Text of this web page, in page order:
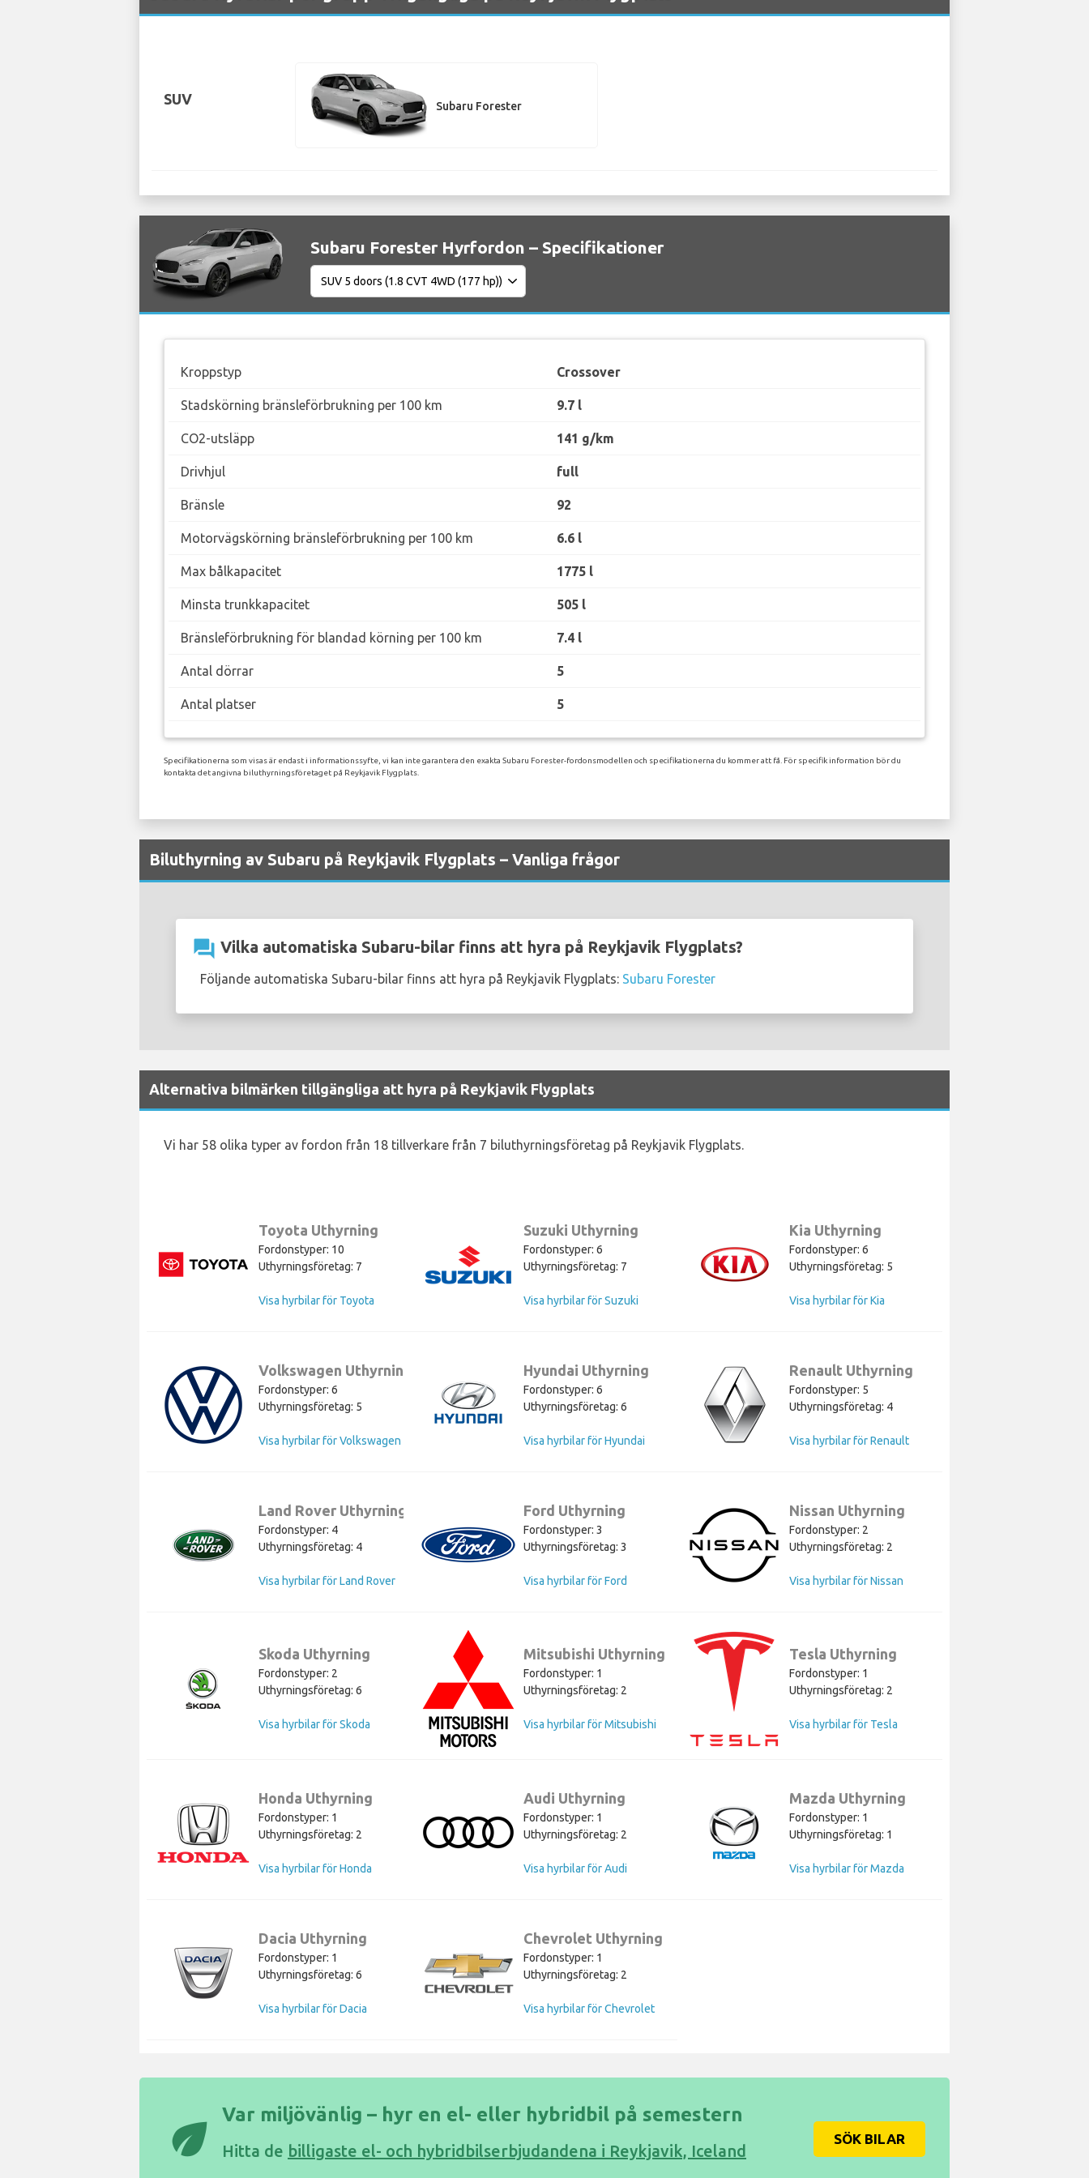
SUV Subaru Forester
Subaru Forester Hyrfordon – Specifikationer
Kroppstyp Crossover
Stadskörning bränsleförbrukning per 100 km 9.7 l
CO2-utsläpp 141 g/km
Drivhjul full
Bränsle 92
Motorvägskörning bränsleförbrukning per 100 km 6.6 l
Max bålkapacitet 1775 l
Minsta trunkkapacitet 505 l
Bränsleförbrukning för blandad körning per 100 km 7.4 l
Antal dörrar 5
Antal platser 5
Specifikationerna som visas är endast i informationssyfte, vi kan inte garantera den exakta Subaru Forester-fordonsmodellen och specifikationerna du kommer att få. För specifik information bör du
kontakta det angivna biluthyrningsföretaget på Reykjavik Flygplats.
Biluthyrning av Subaru på Reykjavik Flygplats – Vanliga frågor
question_answer Vilka automatiska Subaru-bilar finns att hyra på Reykjavik Flygplats?
Följande automatiska Subaru-bilar finns att hyra på Reykjavik Flygplats: Subaru Forester
Alternativa bilmärken tillgängliga att hyra på Reykjavik Flygplats
Vi har 58 olika typer av fordon från 18 tillverkare från 7 biluthyrningsföretag på Reykjavik Flygplats.
Toyota Uthyrning
Fordonstyper: 10
Uthyrningsföretag: 7
Visa hyrbilar för Toyota
Suzuki Uthyrning
Fordonstyper: 6
Uthyrningsföretag: 7
Visa hyrbilar för Suzuki
Kia Uthyrning
Fordonstyper: 6
Uthyrningsföretag: 5
Visa hyrbilar för Kia
Volkswagen Uthyrning
Fordonstyper: 6
Uthyrningsföretag: 5
Visa hyrbilar för Volkswagen
Hyundai Uthyrning
Fordonstyper: 6
Uthyrningsföretag: 6
Visa hyrbilar för Hyundai
Renault Uthyrning
Fordonstyper: 5
Uthyrningsföretag: 4
Visa hyrbilar för Renault
Land Rover Uthyrning
Fordonstyper: 4
Uthyrningsföretag: 4
Visa hyrbilar för Land Rover
Ford Uthyrning
Fordonstyper: 3
Uthyrningsföretag: 3
Visa hyrbilar för Ford
Nissan Uthyrning
Fordonstyper: 2
Uthyrningsföretag: 2
Visa hyrbilar för Nissan
Skoda Uthyrning
Fordonstyper: 2
Uthyrningsföretag: 6
Visa hyrbilar för Skoda
Mitsubishi Uthyrning
Fordonstyper: 1
Uthyrningsföretag: 2
Visa hyrbilar för Mitsubishi
Tesla Uthyrning
Fordonstyper: 1
Uthyrningsföretag: 2
Visa hyrbilar för Tesla
Honda Uthyrning
Fordonstyper: 1
Uthyrningsföretag: 2
Visa hyrbilar för Honda
Audi Uthyrning
Fordonstyper: 1
Uthyrningsföretag: 2
Visa hyrbilar för Audi
Mazda Uthyrning
Fordonstyper: 1
Uthyrningsföretag: 1
Visa hyrbilar för Mazda
Dacia Uthyrning
Fordonstyper: 1
Uthyrningsföretag: 6
Visa hyrbilar för Dacia
Chevrolet Uthyrning
Fordonstyper: 1
Uthyrningsföretag: 2
Visa hyrbilar för Chevrolet
eco Var miljövänlig – hyr en el- eller hybridbil på semestern
Hitta de billigaste el- och hybridbilserbjudandena i Reykjavik, Iceland
SÖK BILAR